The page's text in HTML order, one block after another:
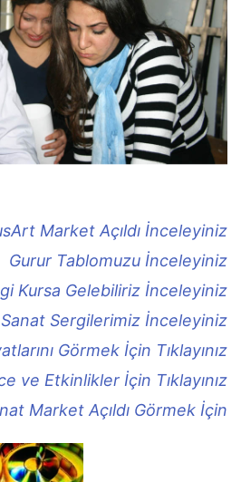
Market Açıldı İnceleyiniz
Gurur Tablomuzu İnceleyiniz
Kursa Gelebiliriz İnceleyiniz
Sanat Sergilerimiz İnceleyiniz
Görmek İçin Tıklayınız
ve Etkinlikler İçin Tıklayınız
Market Açıldı Görmek İçin